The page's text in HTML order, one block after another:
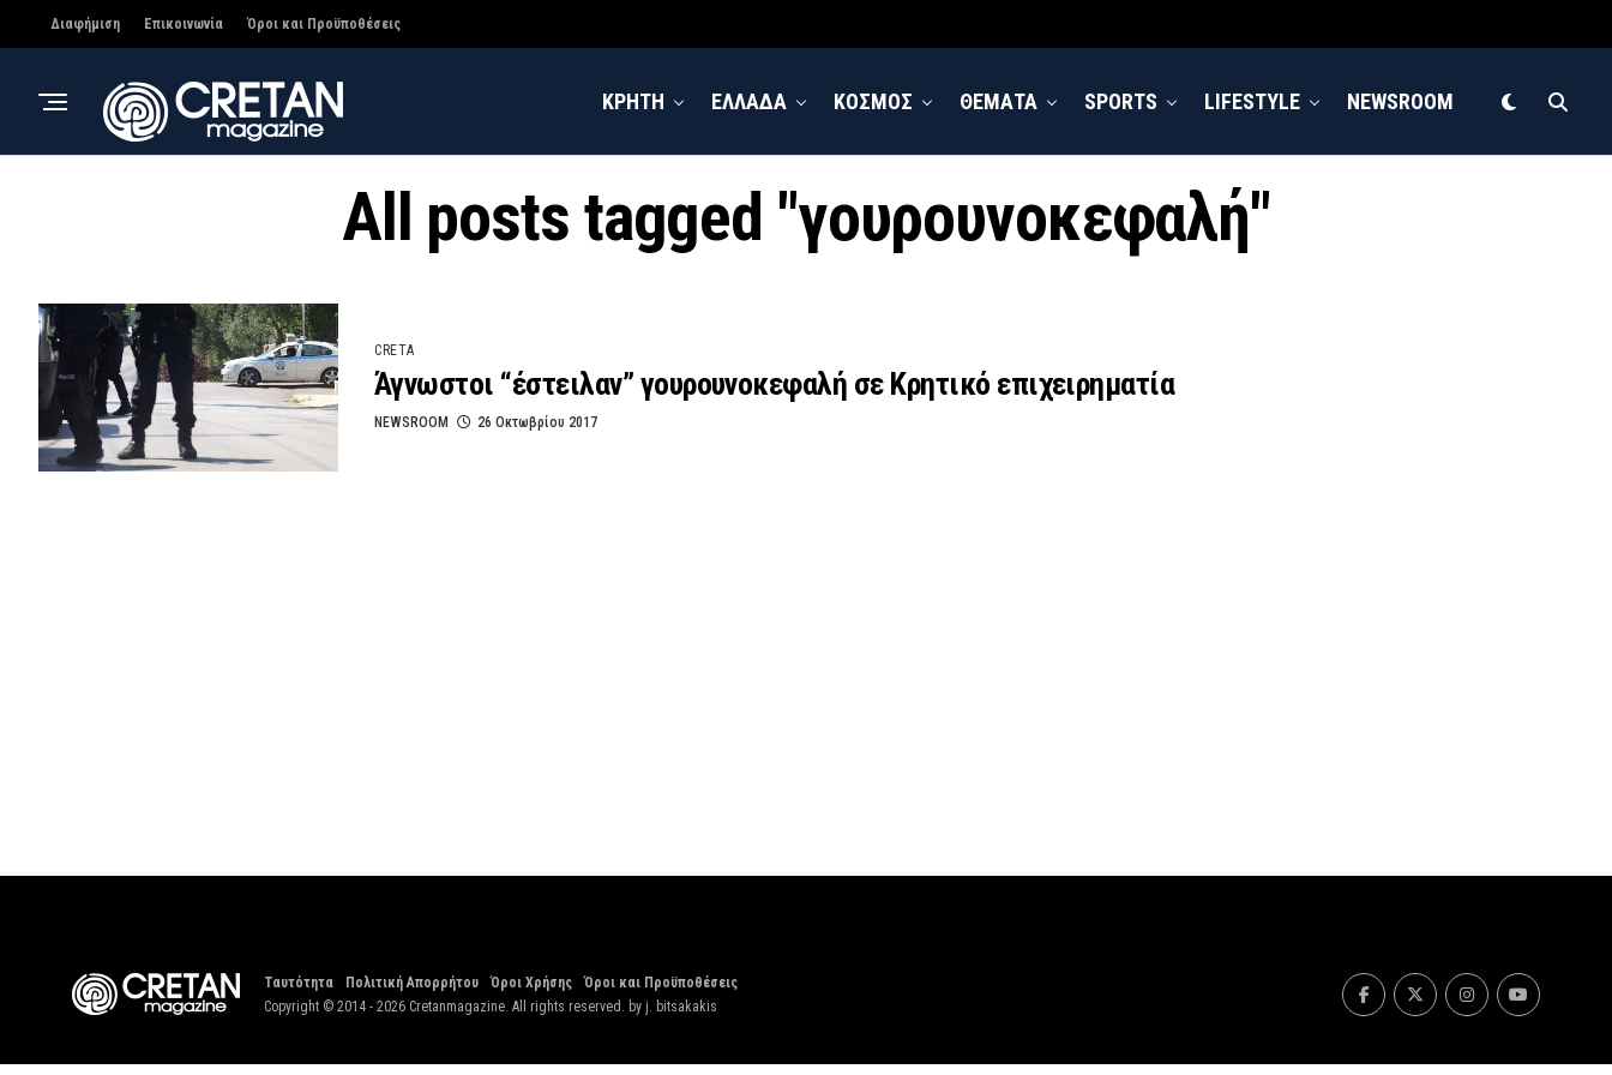
Διαφήμιση Επικοινωνία Όροι και Προϋποθέσεις
ΚΡΗΤΗ ΕΛΛΑΔΑ ΚΟΣΜΟΣ ΘΕΜΑΤΑ SPORTS LIFESTYLE NEWSROOM
All posts tagged "γουρουνοκεφαλή"
CRETA
Άγνωστοι “έστειλαν” γουρουνοκεφαλή σε Κρητικό επιχειρηματία
NEWSROOM 26 Οκτωβρίου 2017
Ταυτότητα Πολιτική Απορρήτου Όροι Χρήσης
Όροι και Προϋποθέσεις
Copyright © 2014 - 2026 Cretanmagazine. All rights reserved. by j. bitsakakis